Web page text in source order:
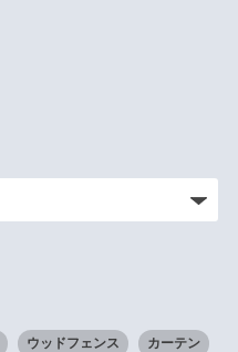
ウッドフェンス カーテン